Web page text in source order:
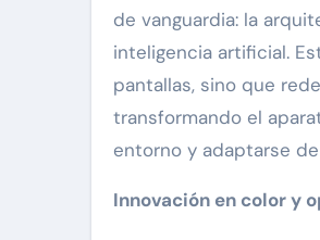
de vanguardia: la
inteligencia artificial.
pantallas, sino que
transformando el
entorno y adaptarse
Innovación en color y